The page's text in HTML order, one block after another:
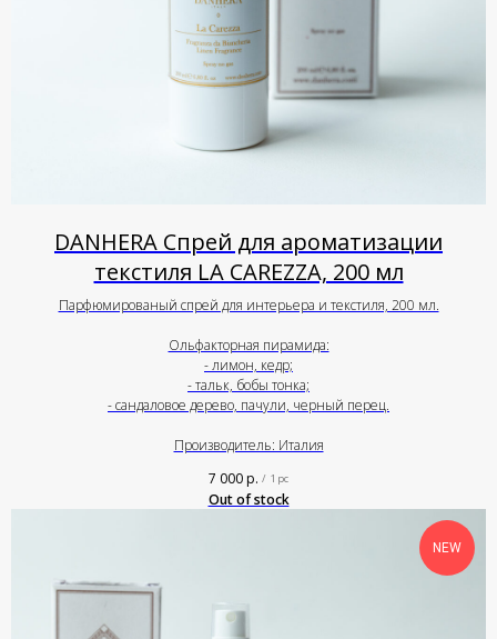
DANHERA Спрей для ароматизации
текстиля LA CAREZZA, 200 мл
Парфюмированый спрей для интерьера и текстиля, 200 мл.
Ольфакторная пирамида:
- лимон, кедр;
- тальк, бобы тонка;
- сандаловое дерево, пачули, черный перец.
Производитель: Италия
7 000р. / 1 pc
Out of stock
NEW